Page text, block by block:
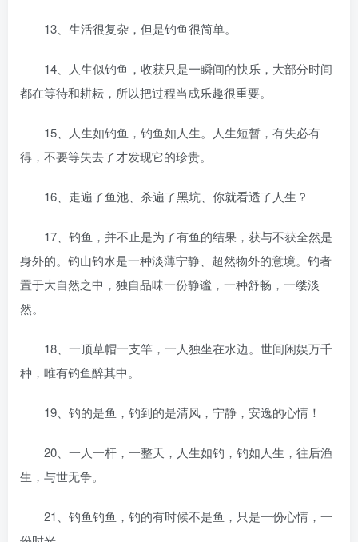
13、生活很复杂，但是钓鱼很简单。
14、人生似钓鱼，收获只是一瞬间的快乐，大部分时间
都在等待和耕耘，所以把过程当成乐趣很重要。
15、人生如钓鱼，钓鱼如人生。人生短暂，有失必有
得，不要等失去了才发现它的珍贵。
16、走遍了鱼池、杀遍了黑坑、你就看透了人生？
17、钓鱼，并不止是为了有鱼的结果，获与不获全然是
身外的。钓山钓水是一种淡薄宁静、超然物外的意境。钓者
置于大自然之中，独自品味一份静谧，一种舒畅，一缕淡
然。
18、一顶草帽一支竿，一人独坐在水边。世间闲娱万千
种，唯有钓鱼醉其中。
19、钓的是鱼，钓到的是清风，宁静，安逸的心情！
20、一人一杆，一整天，人生如钓，钓如人生，往后渔
生，与世无争。
21、钓鱼钓鱼，钓的有时候不是鱼，只是一份心情，一